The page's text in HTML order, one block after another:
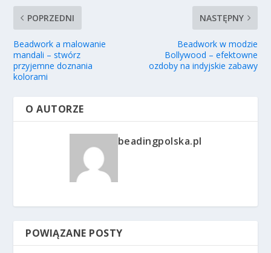
POPRZEDNI
Beadwork a malowanie
mandali – stwórz
przyjemne doznania
kolorami
NASTĘPNY
Beadwork w modzie
Bollywood – efektowne
ozdoby na indyjskie zabawy
O AUTORZE
beadingpolska.pl
POWIĄZANE POSTY